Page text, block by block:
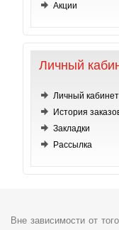
Акции
Личный
Личный кабинет
История
Закладки
Рассылка
Вне зависимости от